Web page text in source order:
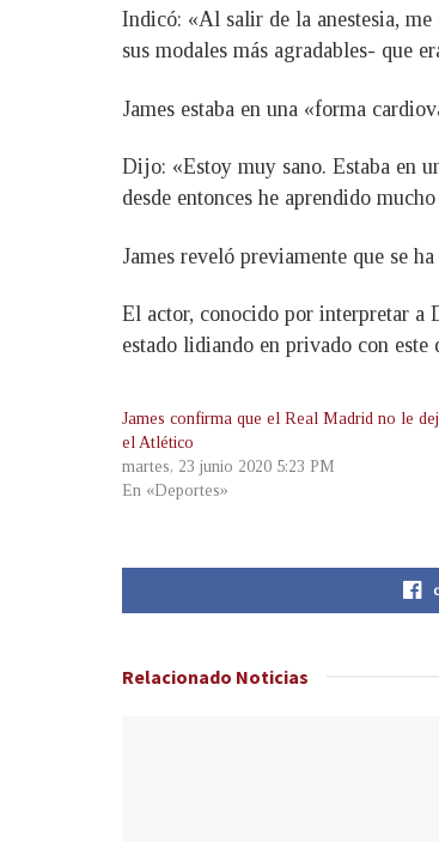
Indicó: «Al salir de la anestesia,
sus modales más agradables- que
James estaba en una «forma
Dijo: «Estoy muy sano. Estaba en
desde entonces he aprendido
James reveló previamente que se
El actor, conocido por interpretar a
estado lidiando en privado con
James confirma que el Real Madrid no le
el Atlético
martes, 23 junio 2020 5:23 PM
En «Deportes»
Relacionado Noticias